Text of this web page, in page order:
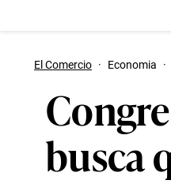
El Comercio · Economia ·
busca